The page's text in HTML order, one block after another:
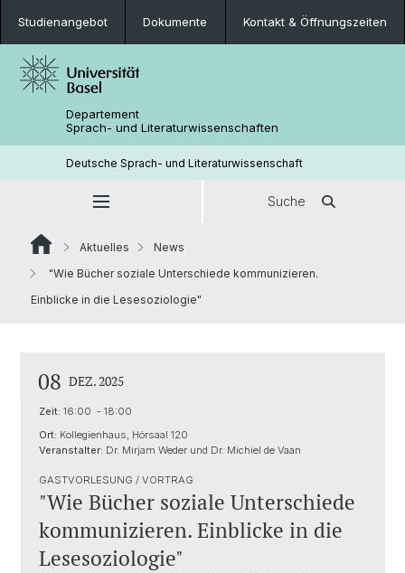
Studienangebot Dokumente Kontakt & Öffnungszeiten
Departement
Sprach- und Literaturwissenschaften
Deutsche Sprach- und Literaturwissenschaft
Suche
Aktuelles
News
"Wie Bücher soziale Unterschiede kommunizieren.
Einblicke in die Lesesoziologie"
08 DEZ. 2025
Zeit: 16:00 - 18:00
Ort: Kollegienhaus, Hörsaal 120
Veranstalter: Dr. Mirjam Weder und Dr. Michiel de Vaan
GASTVORLESUNG / VORTRAG
"Wie Bücher soziale Unterschiede
kommunizieren. Einblicke in die
Lesesoziologie"